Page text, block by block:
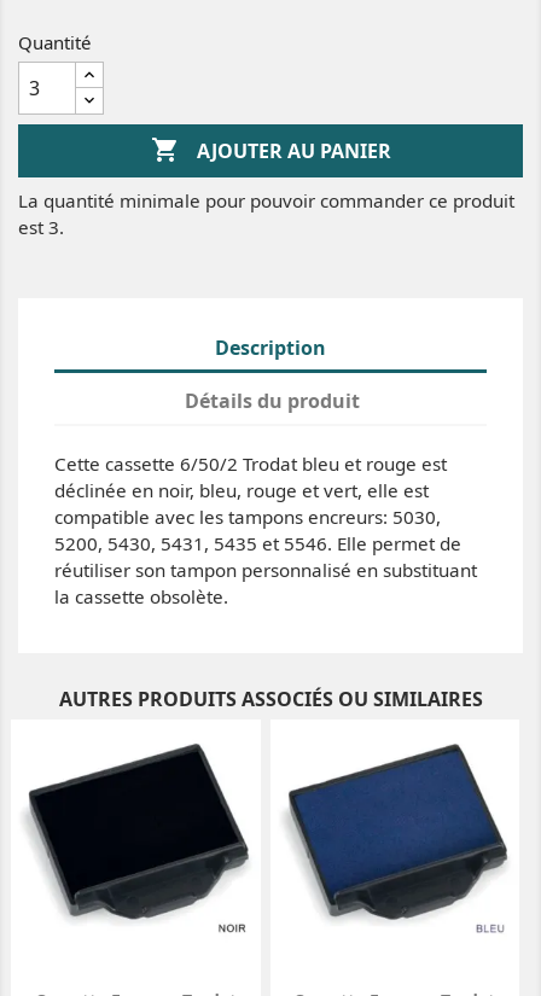
Quantité
 AJOUTER AU PANIER
La quantité minimale pour pouvoir commander ce produit
est 3.
Description
Détails du produit
Cette cassette 6/50/2 Trodat bleu et rouge est
déclinée en noir, bleu, rouge et vert, elle est
compatible avec les tampons encreurs: 5030,
5200, 5430, 5431, 5435 et 5546. Elle permet de
réutiliser son tampon personnalisé en substituant
la cassette obsolète.
AUTRES PRODUITS ASSOCIÉS OU SIMILAIRES